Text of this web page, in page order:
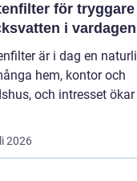
för tryggare
i vardagen
är i dag en
hem, kontor och
och intresset
2026